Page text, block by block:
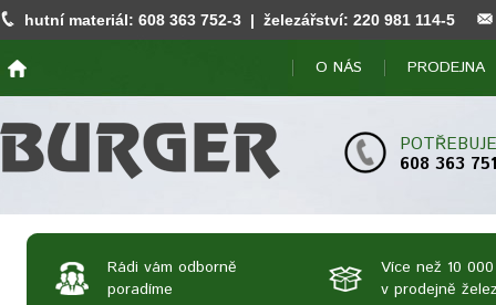
hutní materiál: 608 363 752-3 | železářství: 220 981 114-5
O NÁS PRODEJNA
608 363 751
Rádi vám odborně
poradíme
Více než 10
v prodejně